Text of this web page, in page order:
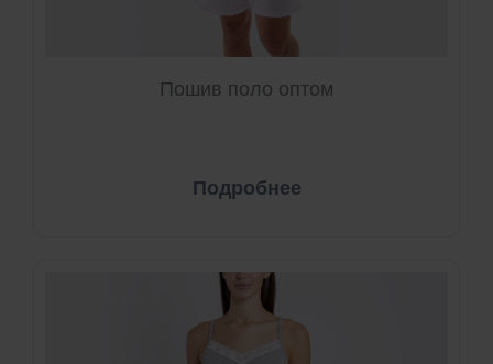
Пошив поло оптом
Подробнее